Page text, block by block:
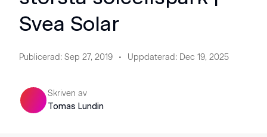
Svea Solar
Publicerad: Sep 27, 2019 Uppdaterad: Dec 19, 2025
Skriven av
Tomas Lundin